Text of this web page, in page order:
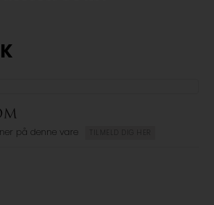
på denne vare TILMELD DIG HER